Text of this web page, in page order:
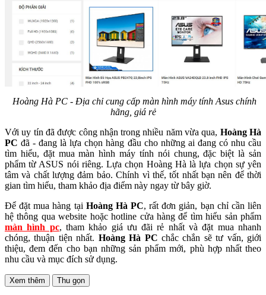
Hoàng Hà PC - Địa chỉ cung cấp màn hình máy tính Asus chính
hãng, giá rẻ
Với uy tín đã được công nhận trong nhiều năm vừa qua, Hoàng Hà
PC đã - đang là lựa chọn hàng đầu cho những ai đang có nhu cầu
tìm hiểu, đặt mua màn hình máy tính nói chung, đặc biệt là sản
phẩm từ ASUS nói riêng. Lựa chọn Hoàng Hà là lựa chọn sự yên
tâm và chất lượng đảm bảo. Chính vì thế, tốt nhất bạn nên để thời
gian tìm hiểu, tham khảo địa điểm này ngay từ bây giờ.
Để đặt mua hàng tại Hoàng Hà PC, rất đơn giản, bạn chỉ cần liên
hệ thông qua website hoặc hotline cửa hàng để tìm hiểu sản phẩm
màn hình pc, tham khảo giá ưu đãi rẻ nhất và đặt mua nhanh
chóng, thuận tiện nhất. Hoàng Hà PC chắc chắn sẽ tư vấn, giới
thiệu, đem đến cho bạn những sản phẩm mới, phù hợp nhất theo
nhu cầu và mục đích sử dụng.
Xem thêm Thu gọn